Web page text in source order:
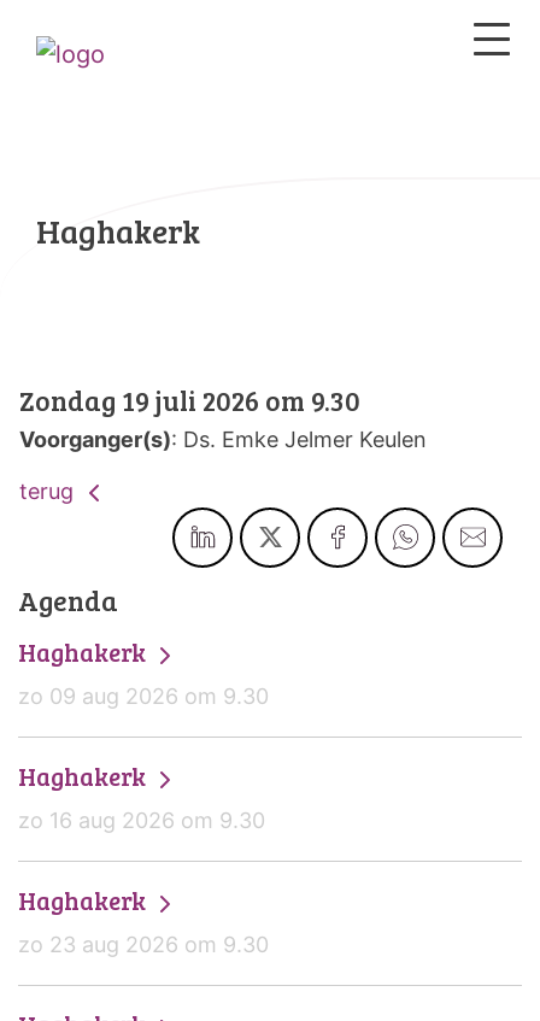
Haghakerk
Zondag 19 juli 2026 om 9.30
Voorganger(s): Ds. Emke Jelmer Keulen
terug
Agenda
Haghakerk
zo 09 aug 2026 om 9.30
Haghakerk
zo 16 aug 2026 om 9.30
Haghakerk
zo 23 aug 2026 om 9.30